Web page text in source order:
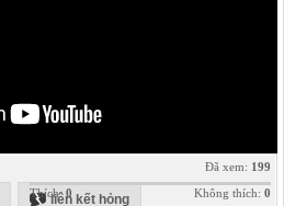
liên kết hỏng
Đã xem: 199
Thích:0 Không thích: 0